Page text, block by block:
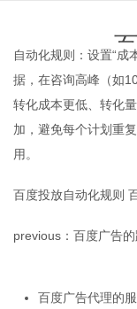
自动化规则：设置“成
据，在咨询高峰（如
转化成本更低、转化
加，避免每个计划重
用。
百度投放自动化规则
previous： 百度广告
百度广告代理的